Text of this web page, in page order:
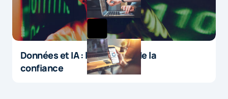
Données et IA : le paradoxe de la
confiance